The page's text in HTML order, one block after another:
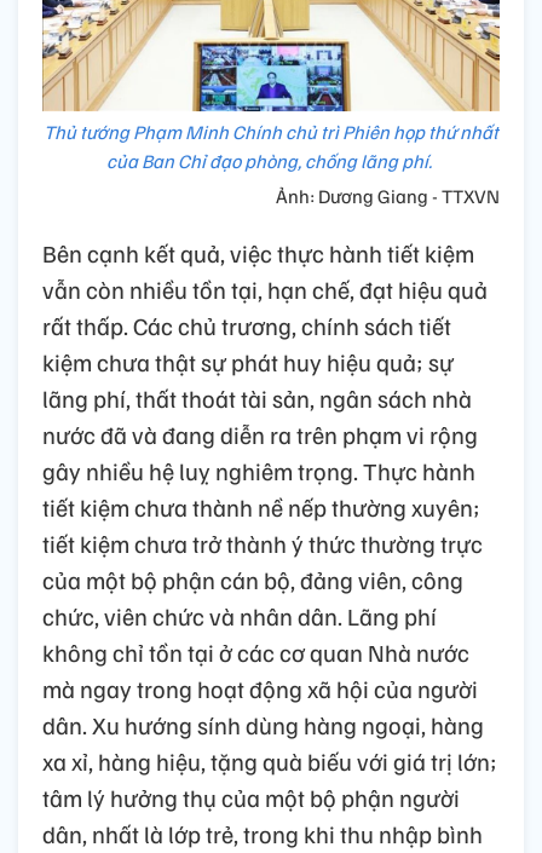
Thủ tướng Phạm Minh Chính chủ trì Phiên họp thứ nhất
của Ban Chỉ đạo phòng, chống lãng phí.
Ảnh: Dương Giang - TTXVN
Bên cạnh kết quả, việc thực hành tiết kiệm
vẫn còn nhiều tồn tại, hạn chế, đạt hiệu quả
rất thấp. Các chủ trương, chính sách tiết
kiệm chưa thật sự phát huy hiệu quả; sự
lãng phí, thất thoát tài sản, ngân sách nhà
nước đã và đang diễn ra trên phạm vi rộng
gây nhiều hệ luỵ nghiêm trọng. Thực hành
tiết kiệm chưa thành nề nếp thường xuyên;
tiết kiệm chưa trở thành ý thức thường trực
của một bộ phận cán bộ, đảng viên, công
chức, viên chức và nhân dân. Lãng phí
không chỉ tồn tại ở các cơ quan Nhà nước
mà ngay trong hoạt động xã hội của người
dân. Xu hướng sính dùng hàng ngoại, hàng
xa xỉ, hàng hiệu, tặng quà biếu với giá trị lớn;
tâm lý hưởng thụ của một bộ phận người
dân, nhất là lớp trẻ, trong khi thu nhập bình